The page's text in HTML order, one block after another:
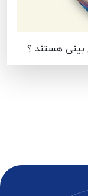
بینی هستند ؟